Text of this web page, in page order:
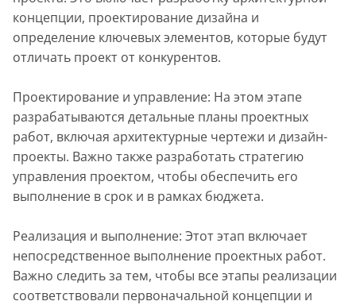
концепции, проектирование дизайна и
определение ключевых элементов, которые будут
отличать проект от конкурентов.
Проектирование и управление: На этом этапе
разрабатываются детальные планы проектных
работ, включая архитектурные чертежи и дизайн-
проекты. Важно также разработать стратегию
управления проектом, чтобы обеспечить его
выполнение в срок и в рамках бюджета.
Реализация и выполнение: Этот этап включает
непосредственное выполнение проектных работ.
Важно следить за тем, чтобы все этапы реализации
соответствовали первоначальной концепции и